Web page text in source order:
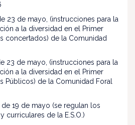
23 de mayo, (instrucciones para la
a la diversidad en el Primer
concertados) de la Comunidad
23 de mayo, (instrucciones para la
a la diversidad en el Primer
Públicos) de la Comunidad Foral
de 19 de mayo (se regulan los
curriculares de la E.S.O.)